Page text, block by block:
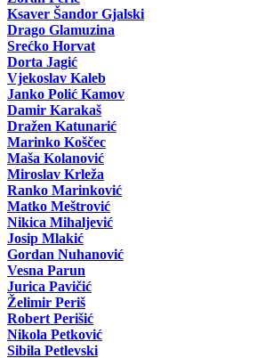
Ksaver Šandor Gjalski
Drago Glamuzina
Srećko Horvat
Dorta Jagić
Vjekoslav Kaleb
Janko Polić Kamov
Damir Karakaš
Dražen Katunarić
Marinko Koščec
Maša Kolanović
Miroslav Krleža
Ranko Marinković
Matko Meštrović
Nikica Mihaljević
Josip Mlakić
Gordan Nuhanović
Vesna Parun
Jurica Pavičić
Želimir Periš
Robert Perišić
Nikola Petković
Sibila Petlevski